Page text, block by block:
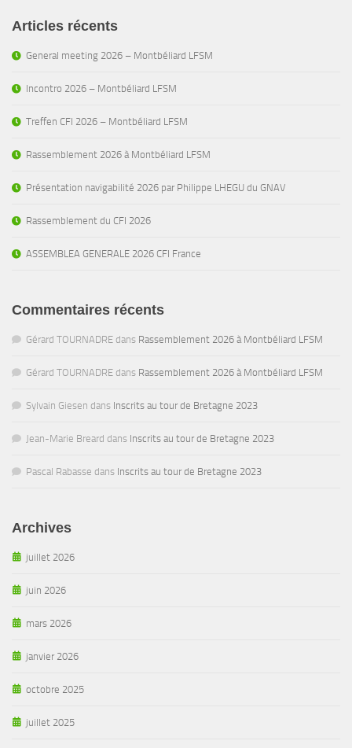
Articles récents
General meeting 2026 – Montbéliard LFSM
Incontro 2026 – Montbéliard LFSM
Treffen CFI 2026 – Montbéliard LFSM
Rassemblement 2026 à Montbéliard LFSM
Présentation navigabilité 2026 par Philippe LHEGU du GNAV
Rassemblement du CFI 2026
ASSEMBLEA GENERALE 2026 CFI France
Commentaires récents
Gérard TOURNADRE dans Rassemblement 2026 à Montbéliard LFSM
Gérard TOURNADRE dans Rassemblement 2026 à Montbéliard LFSM
Sylvain Giesen dans Inscrits au tour de Bretagne 2023
Jean-Marie Breard dans Inscrits au tour de Bretagne 2023
Pascal Rabasse dans Inscrits au tour de Bretagne 2023
Archives
juillet 2026
juin 2026
mars 2026
janvier 2026
octobre 2025
juillet 2025